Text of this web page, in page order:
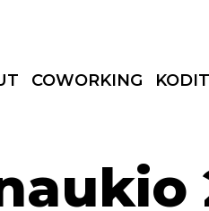
COWORKING KODIT